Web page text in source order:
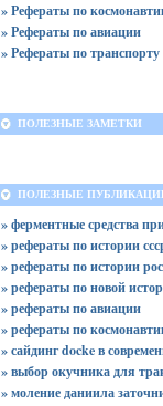
» Рефераты по
» Рефераты по авиации
» Рефераты по транспорту
ПОЛЕЗНЫЕ ЗАМЕТКИ
ПОЛЕЗНЫЕ
» ферментные средства
» рефераты по истории
» рефераты по истории
» рефераты по новой
» рефераты по авиации
» рефераты по
» сайдинг docke в
» выбор окучника для
» моление даниила